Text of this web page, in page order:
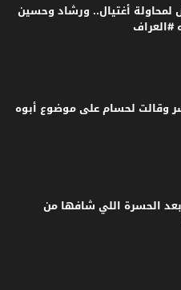
لمحاولة أغتيال.. ورشاد وحسين
#العراف
وقالت لحسام على موضوع أبوه
بعد الحسرة اللي شافها من